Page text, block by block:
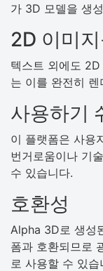
가 3D 모델을 생
2D 이미
텍스트 외에도
는 이를 완전히
사용하기
이 플랫폼은 사용
번거로움이나 기
수 있습니다.
호환성
Alpha 3D로 생성
폼과 호환되므로
로 사용할 수 있습